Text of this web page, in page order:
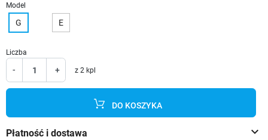
Model
G E
Liczba
- + z 2 kpl
DO KOSZYKA
keyboard_arrow_down
Płatność i dostawa